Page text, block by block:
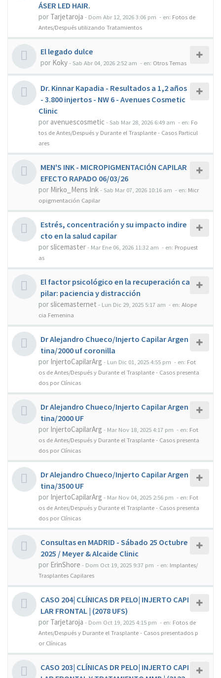
ÁSER LED HAIR.
por Tarjetaroja - Dom Abr 12, 2026 3:06 pm - en: Fotos de
Antes/Después utilizando Tratamientos
El legado dulce
por Koky- Sab Abr 04, 2026 2:52 am - en: Otros Temas
Dr. Kinnar Kapadia - Resultados a 1,2 años
- 3.800 injertos - NW 6 - Avenues Cosmetic
Clinic
por avenuescosmetic- Sab Mar 28, 2026 6:49 am - en: Fo
tos de Antes/Después y Durante el Trasplante - Casos Particul
ares
MEN'S INK - MICROPIGMENTACIÓN CAPILAR
EFECTO RAPADO 06/03/26
por Mirko_Mens Ink- Sab Mar 07, 2026 10:16 am - en: Micr
opigmentación Capilar
Estrés, concentración y su impacto indire
cto en la salud capilar
porslicemaster- Mar Ene 06, 2026 11:32 am - en: Propuest
as
El factor psicológico en la recuperación ca
pilar: paciencia y distracción
porslicemasternet - Lun Dic 29, 2025 5:17 am - en: Alope
cia Femenina
Dr Alejandro Chueco/Injerto Capilar Argen
tina/2000 uf coronilla
por InjertoCapilarArg - Lun Dic 01, 2025 4:55 pm - en: Fot
os de Antes/Después y Durante el Trasplante - Casos presenta
dos por Clínicas
Dr Alejandro Chueco/Injerto Capilar Argen
tina/2000 UF
por InjertoCapilarArg - Mar Nov 18, 2025 4:17 pm - en: Fot
os de Antes/Después y Durante el Trasplante - Casos presenta
dos por Clínicas
Dr Alejandro Chueco/Injerto Capilar Argen
tina/3500 UF
por InjertoCapilarArg - Mar Nov 04, 2025 2:56 pm - en: Fot
os de Antes/Después y Durante el Trasplante - Casos presenta
dos por Clínicas
Consultas en MADRID - Sábado 25 Octubre
2025 / Meyer & Alcaide Clinic
por ErinShore - Dom Oct 19, 2025 9:37 pm - en: Implantes/
Trasplantes Capilares
CASO 204| CLÍNICAS DR PELO| INJERTO CAPI
LAR FRONTAL | (2078 UFS)
por Tarjetaroja - Dom Oct 19, 2025 4:15 pm - en: Fotos de
Antes/Después y Durante el Trasplante - Casos presentados p
or Clínicas
CASO 203| CLÍNICAS DR PELO| INJERTO CAPI